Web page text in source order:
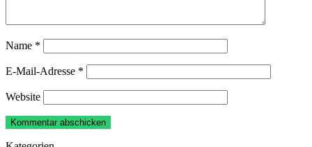
Name *
E-Mail-Adresse *
Website